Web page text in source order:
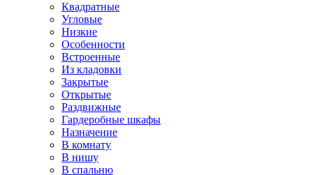
Квадратные
Угловые
Низкие
Особенности
Встроенные
Из кладовки
Закрытые
Открытые
Раздвижные
Гардеробные шкафы
Назначение
В комнату
В нишу
В спальню